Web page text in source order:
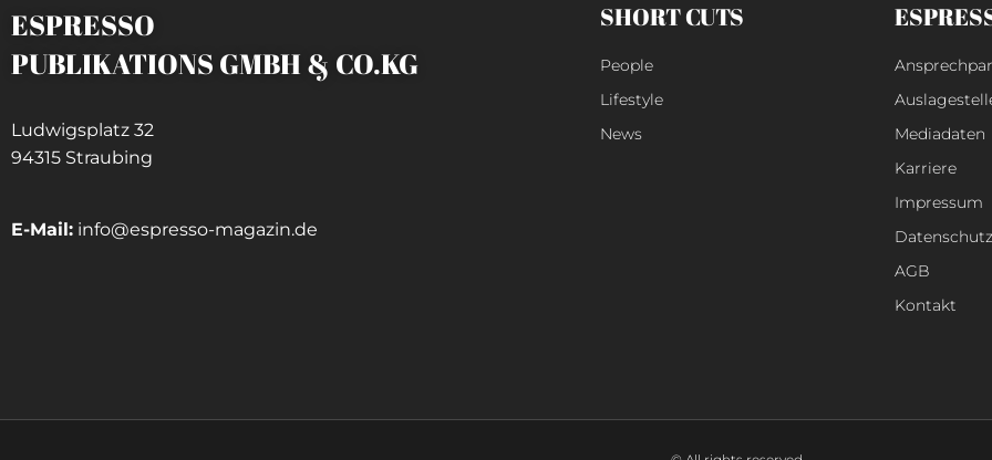
ESPRESSO
PUBLIKATIONS GMBH & CO.KG
Ludwigsplatz 32
94315 Straubing
E-Mail: info@espresso-magazin.de
SHORT CUTS
People
Lifestyle
News
Mediadaten
Karriere
Impressum
Datenschutz
AGB
Kontakt